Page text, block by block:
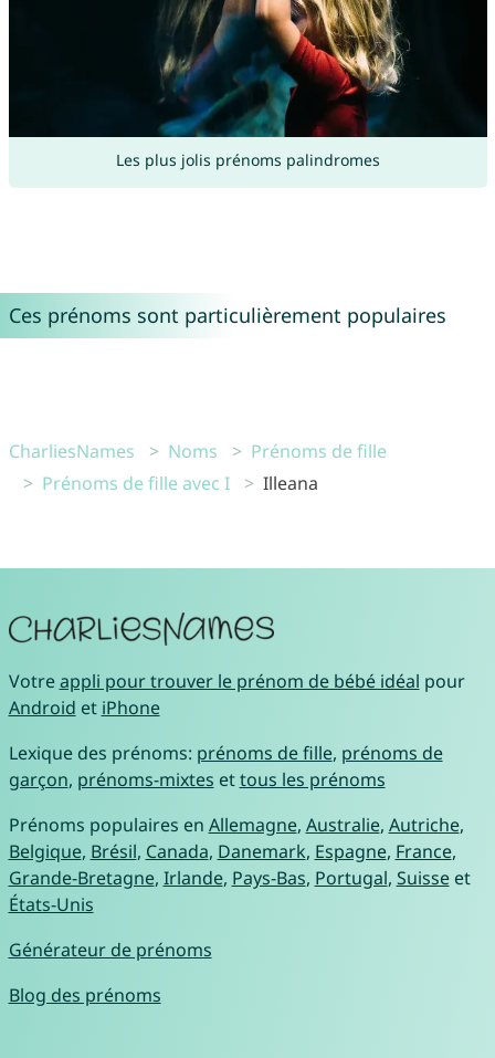
Les plus jolis prénoms palindromes
Ces prénoms sont particulièrement populaires
CharliesNames Noms
Prénoms de fille
Prénoms de fille avec I
Illeana
Votreappli pour trouver le prénom de bébé idéal pour
Android et iPhone
Lexique des prénoms: prénoms de fille, prénoms de
garçon, prénoms-mixtes ettous les prénoms
Prénoms populaires en Allemagne, Australie, Autriche,
Belgique, Brésil, Canada, Danemark, Espagne, France,
Grande-Bretagne, Irlande, Pays-Bas, Portugal, Suisseet
États-Unis
Générateur de prénoms
Blog des prénoms